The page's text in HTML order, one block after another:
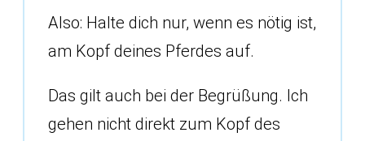
Also: Halte dich nur, wenn es nötig ist,
am Kopf deines Pferdes auf.
Das gilt auch bei der Begrüßung. Ich
gehen nicht direkt zum Kopf des